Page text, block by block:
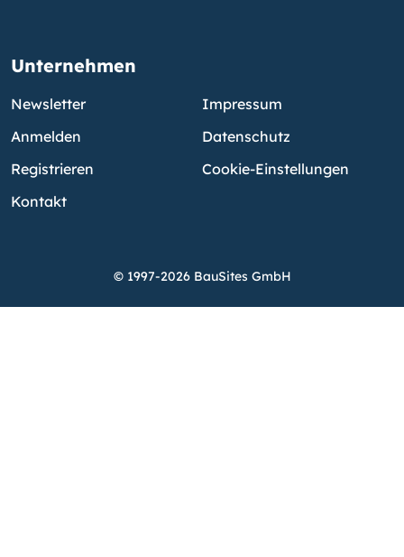
Unternehmen
Newsletter
Anmelden
Registrieren
Kontakt
Impressum
Datenschutz
Cookie-Einstellungen
© 1997-2026 BauSites GmbH